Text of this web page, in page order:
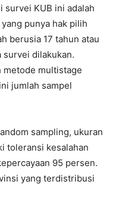
survei KUB ini adalah
punya hak pilih
berusia 17 tahun atau
survei dilakukan.
metode multistage
jumlah sampel
sampling, ukuran
toleransi kesalahan
95 persen.
yang terdistribusi